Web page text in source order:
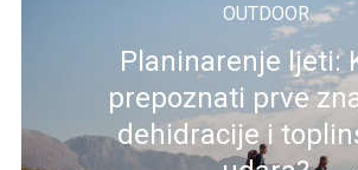
OUTDOOR
Planinarenje ljeti:
prepoznati prve
dehidracije i